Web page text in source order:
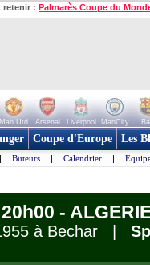
retenir : Palmarès Coupe du
Man Utd Arsenal Liverpool ManCity
Coupe d'Europe Les
| Buteurs | Calendrier |
-
à Bechar |